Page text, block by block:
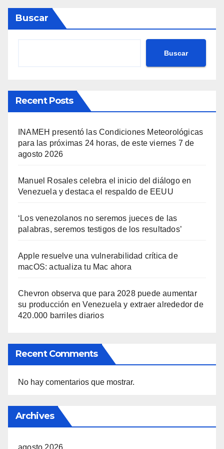
Buscar
Buscar
Recent Posts
INAMEH presentó las Condiciones Meteorológicas
para las próximas 24 horas, de este viernes 7 de
agosto 2026
Manuel Rosales celebra el inicio del diálogo en
Venezuela y destaca el respaldo de EEUU
‘Los venezolanos no seremos jueces de las
palabras, seremos testigos de los resultados’
Apple resuelve una vulnerabilidad crítica de
macOS: actualiza tu Mac ahora
Chevron observa que para 2028 puede aumentar
su producción en Venezuela y extraer alrededor de
420.000 barriles diarios
Recent Comments
No hay comentarios que mostrar.
Archives
agosto 2026